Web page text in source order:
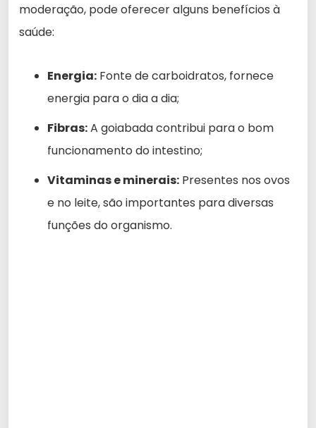
moderação, pode oferecer alguns benefícios à
saúde:
Energia: Fonte de carboidratos, fornece
energia para o dia a dia;
Fibras:A goiabada contribui para o bom
funcionamento do intestino;
Vitaminas e minerais: Presentes nos ovos
e no leite, são importantes para diversas
funções do organismo.